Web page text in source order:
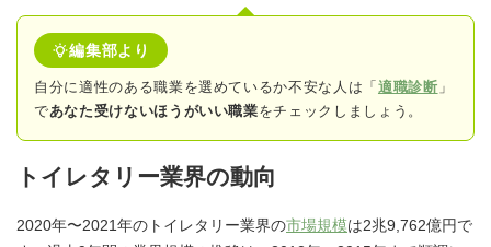
編集部より
自分に適性のある職業を選めているか不安な人は「適職診断 」
であなた受けないほうがいい職業をチェックしましょう。
トイレタリー業界の動向
2020年〜2021年のトイレタリー業界の市場規模は2兆9,762億円で